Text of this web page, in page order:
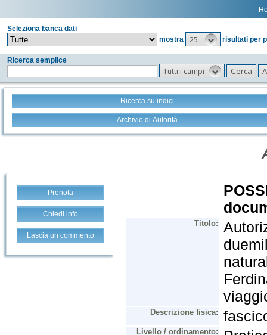
Seleziona banca dati
mostra
25 risultati per
Ricerca semplice
Tutti i campi
Ricerca su indici
Archivio di Autorità
Prenota
Chiedi info
Lascia un commento